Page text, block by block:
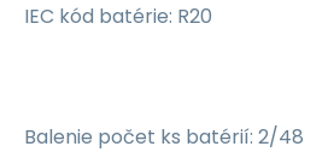
IEC kód batérie: R20
Balenie počet ks batérií: 2/48